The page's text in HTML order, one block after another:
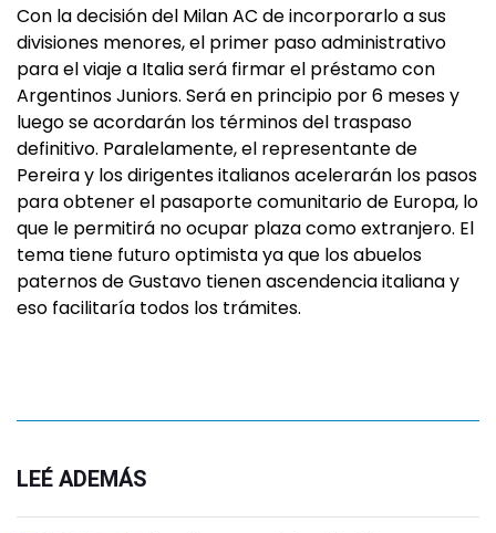
Con la decisión del Milan AC de incorporarlo a sus
divisiones menores, el primer paso administrativo
para el viaje a Italia será firmar el préstamo con
Argentinos Juniors. Será en principio por 6 meses y
luego se acordarán los términos del traspaso
definitivo. Paralelamente, el representante de
Pereira y los dirigentes italianos acelerarán los pasos
para obtener el pasaporte comunitario de Europa, lo
que le permitirá no ocupar plaza como extranjero. El
tema tiene futuro optimista ya que los abuelos
paternos de Gustavo tienen ascendencia italiana y
eso facilitaría todos los trámites.
LEÉ ADEMÁS